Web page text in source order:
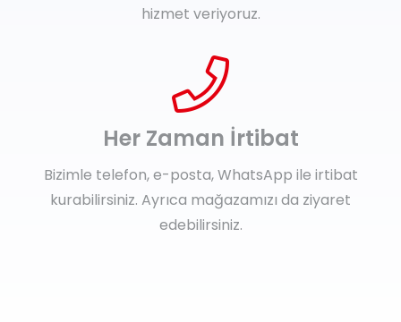
hizmet veriyoruz.
Her Zaman İrtibat
Bizimle telefon, e-posta, WhatsApp ile irtibat
kurabilirsiniz. Ayrıca mağazamızı da ziyaret
edebilirsiniz.